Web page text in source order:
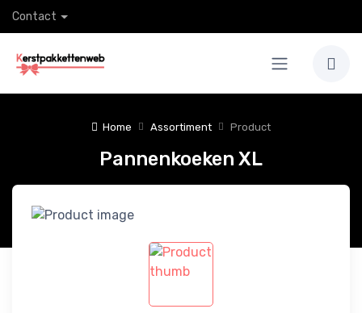
Contact
Home Assortiment Product
Pannenkoeken XL